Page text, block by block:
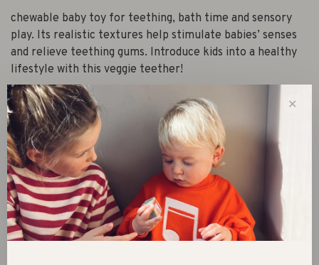
chewable baby toy for teething, bath time and sensory
play. Its realistic textures help stimulate babies’ senses
and relieve teething gums. Introduce kids into a healthy
lifestyle with this veggie teether!
Aantal: -
Toevoegen aan winkelwagen
Size guide
✕